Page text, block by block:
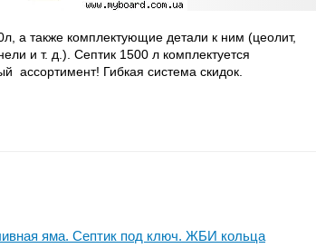
а также комплектующие детали к ним (цеолит,
и т. д.). Септик 1500 л комплектуется
ассортимент! Гибкая система скидок.
яма. Септик под ключ. ЖБИ кольца